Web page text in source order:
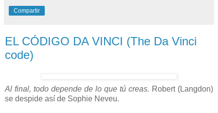
Compartir
EL CÓDIGO DA VINCI (The Da Vinci
code)
Al final, todo depende de lo que tú creas. Robert (Langdon)
se despide así de Sophie Neveu.